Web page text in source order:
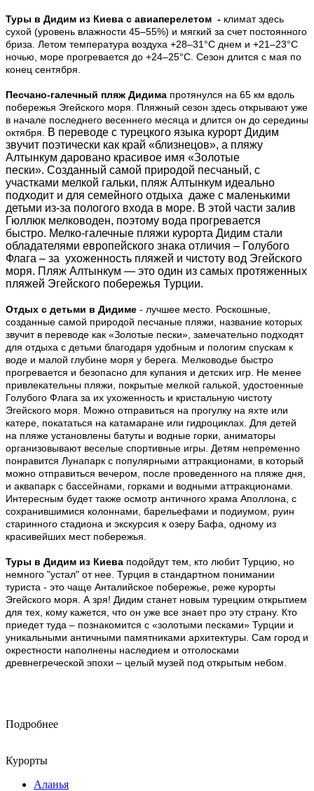
Туры в Дидим из Киева с авиаперелетом - климат здесь
сухой (уровень влажности 45–55%) и мягкий за счет постоянного
бриза. Летом температура воздуха +28–31°C днем и +21–23°C
ночью, море прогревается до +24–25°C. Сезон длится с мая по
конец сентября.
Песчано-галечный пляж Дидима протянулся на 65 км вдоль
побережья Эгейского моря. Пляжный сезон здесь открывают уже
в начале последнего весеннего месяца и длится он до середины
октября.
В переводе с турецкого языка курорт Дидим
звучит поэтически как край «близнецов», а пляжу
Алтынкум даровано красивое имя «Золотые
пески». Созданный самой природой песчаный, с
участками мелкой гальки, пляж Алтынкум идеально
подходит и для семейного отдыха даже с маленькими
детьми из-за пологого входа в море. В этой части залив
Гюллюк мелководен, поэтому вода прогревается
быстро. Мелко-галечные пляжи курорта Дидим стали
обладателями европейского знака отличия – Голубого
Флага – за ухоженность пляжей и чистоту вод Эгейского
моря. Пляж Алтынкум — это один из самых протяженных
пляжей Эгейского побережья Турции.
Отдых с детьми в Дидиме - лучшее место. Роскошные,
созданные самой природой песчаные пляжи, название которых
звучит в переводе как «Золотые пески», замечательно подходят
для отдыха с детьми благодаря удобным и пологим спускам к
воде и малой глубине моря у берега. Мелководье быстро
прогревается и безопасно для купания и детских игр. Не менее
привлекательны пляжи, покрытые мелкой галькой, удостоенные
Голубого Флага за их ухоженность и кристальную чистоту
Эгейского моря. Можно отправиться на прогулку на яхте или
катере, покататься на катамаране или гидроциклах. Для детей
на пляже установлены батуты и водные горки, аниматоры
организовывают веселые спортивные игры. Детям непременно
понравится Лунапарк с популярными аттракционами, в который
можно отправиться вечером, после проведенного на пляже дня,
и аквапарк с бассейнами, горками и водными аттракционами.
Интересным будет также осмотр античного храма Аполлона, с
сохранившимися колоннами, барельефами и подиумом, руин
старинного стадиона и экскурсия к озеру Бафа, одному из
красивейших мест побережья.
Туры в Дидим из Киева подойдут тем, кто любит Турцию, но
немного "устал" от нее. Турция в стандартном понимании
туриста - это чаще Анталийское побережье, реже курорты
Эгейского моря. А зря! Дидим станет новым турецким открытием
для тех, кому кажется, что он уже все знает про эту страну. Кто
приедет туда – познакомится с «золотыми песками» Турции и
уникальными античными памятниками архитектуры. Сам город и
окрестности наполнены наследием и отголосками
древнегреческой эпохи – целый музей под открытым небом.
Подробнее
Курорты
Аланья